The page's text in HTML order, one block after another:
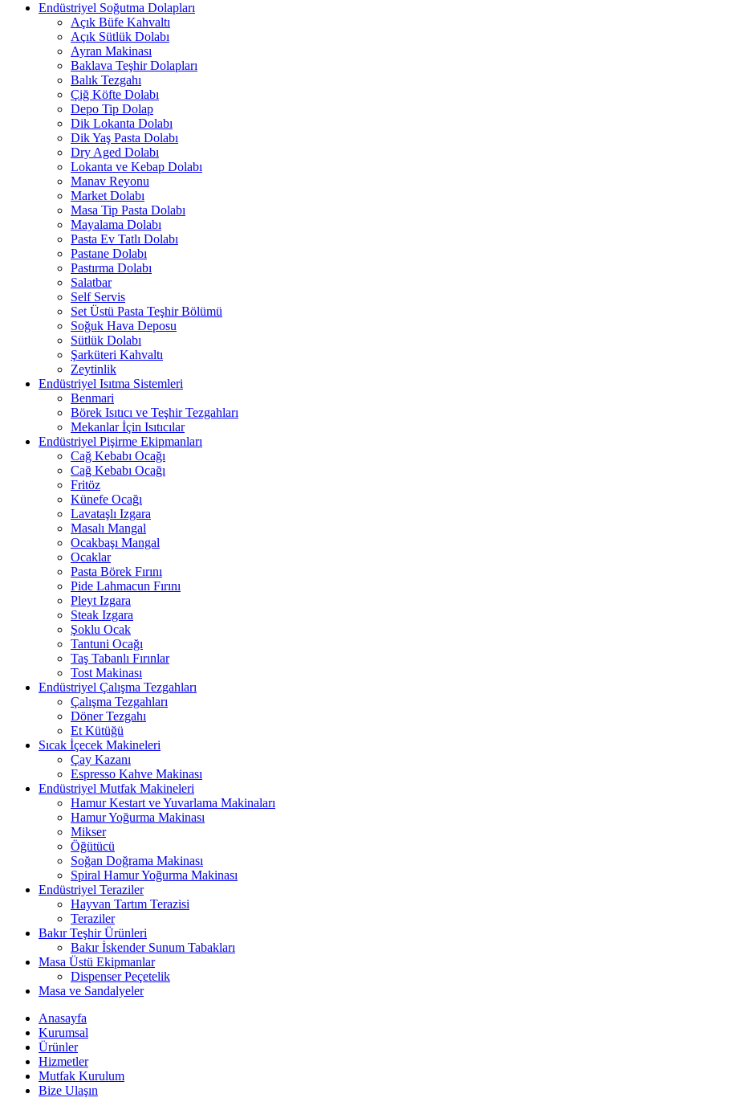
Endüstriyel Soğutma Dolapları
Açık Büfe Kahvaltı
Açık Sütlük Dolabı
Ayran Makinası
Baklava Teşhir Dolapları
Balık Tezgahı
Çiğ Köfte Dolabı
Depo Tip Dolap
Dik Lokanta Dolabı
Dik Yaş Pasta Dolabı
Dry Aged Dolabı
Lokanta ve Kebap Dolabı
Manav Reyonu
Market Dolabı
Masa Tip Pasta Dolabı
Mayalama Dolabı
Pasta Ev Tatlı Dolabı
Pastane Dolabı
Pastırma Dolabı
Salatbar
Self Servis
Set Üstü Pasta Teşhir Bölümü
Soğuk Hava Deposu
Sütlük Dolabı
Şarküteri Kahvaltı
Zeytinlik
Endüstriyel Isıtma Sistemleri
Benmari
Börek Isıtıcı ve Teşhir Tezgahları
Mekanlar İçin Isıtıcılar
Endüstriyel Pişirme Ekipmanları
Cağ Kebabı Ocağı
Cağ Kebabı Ocağı
Fritöz
Künefe Ocağı
Lavataşlı Izgara
Masalı Mangal
Ocakbaşı Mangal
Ocaklar
Pasta Börek Fırını
Pide Lahmacun Fırını
Pleyt Izgara
Steak Izgara
Şoklu Ocak
Tantuni Ocağı
Taş Tabanlı Fırınlar
Tost Makinası
Endüstriyel Çalışma Tezgahları
Çalışma Tezgahları
Döner Tezgahı
Et Kütüğü
Sıcak İçecek Makineleri
Çay Kazanı
Espresso Kahve Makinası
Endüstriyel Mutfak Makineleri
Hamur Kestart ve Yuvarlama Makinaları
Hamur Yoğurma Makinası
Mikser
Öğütücü
Soğan Doğrama Makinası
Spiral Hamur Yoğurma Makinası
Endüstriyel Teraziler
Hayvan Tartım Terazisi
Teraziler
Bakır Teşhir Ürünleri
Bakır İskender Sunum Tabakları
Masa Üstü Ekipmanlar
Dispenser Peçetelik
Masa ve Sandalyeler
Anasayfa
Kurumsal
Ürünler
Hizmetler
Mutfak Kurulum
Bize Ulaşın